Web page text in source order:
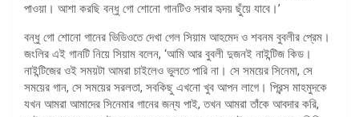
পাওয়া। আশা করছি বন্ধু গো শোনো গানটিও সবার হৃদয় ছুঁয়ে যাবে।’
বন্ধু গো শোনো গানের ভিডিওতে দেখা গেল সিয়াম আহমেদ ও শবনম বুবলীর প্রেম।
জংলির এই গানটি নিয়ে সিয়াম বলেন, ‘আমি আর বুবলী দুজনই নাইন্টিজ কিড।
নাইন্টিজের ওই সময়টা আমরা চাইলেও ভুলতে পারি না। সে সময়ের সিনেমা, সে
সময়ের গান, সে সময়ের সরলতা, সবকিছু এখনো খুব আপন লাগে। প্রিন্স মাহমুদকে
যখন আমরা আমাদের সিনেমার গানের জন্য পাই, তখন আমরা তাঁকে আবদার করি,